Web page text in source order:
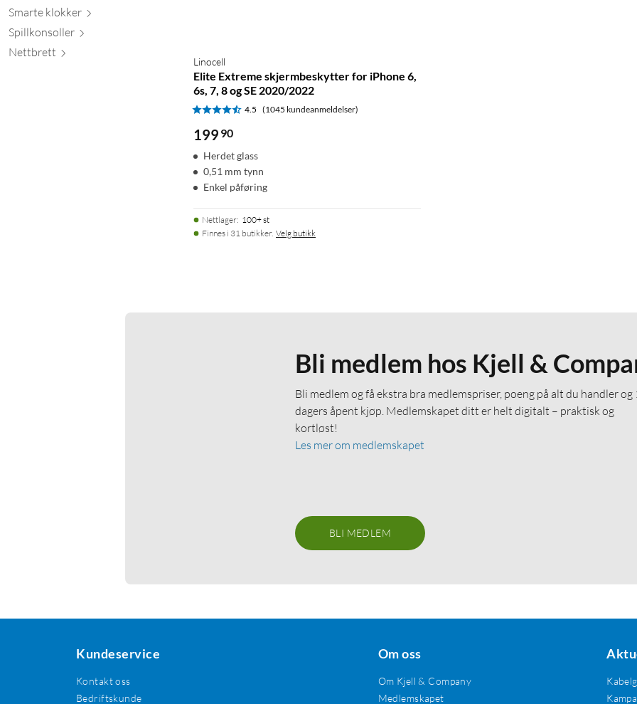
Smarte klokker
Spillkonsoller
Nettbrett
Linocell
Elite Extreme skjermbeskytter for iPhone 6,
6s, 7, 8 og SE 2020/2022
4.5 (1045 kundeanmeldelser)
199 90
Herdet glass
0,51 mm tynn
Enkel påføring
Nettlager: 100+ st
Finnes i 31 butikker. Velg butikk
Bli medlem hos Kjell &
Bli medlem og få ekstra bra medlemspriser, poeng på alt du handler og
dagers åpent kjøp. Medlemskapet ditt er helt digitalt – praktisk og
kortløst!
Les mer om medlemskapet
BLI MEDLEM
Kundeservice
Kontakt oss
Bedriftskunde
Om oss
Om Kjell & Company
Medlemskapet